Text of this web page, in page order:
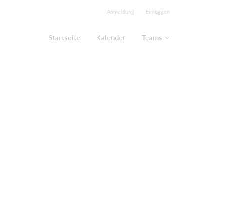
Anmeldung Einloggen
Startseite Kalender Teams